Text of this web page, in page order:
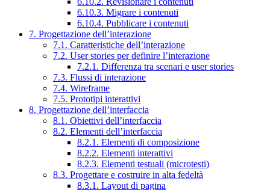
6.10.3. Migrare i contenuti
6.10.4. Pubblicare i contenuti
7. Progettazione dell’interazione
7.1. Caratteristiche dell’interazione
7.2. User stories per definire l’interazione
7.2.1. Differenza tra scenari e user stories
7.3. Flussi di interazione
7.4. Wireframe
7.5. Prototipi interattivi
8. Progettazione dell’interfaccia
8.1. Obiettivi dell’interfaccia
8.2. Elementi dell’interfaccia
8.2.1. Elementi di composizione
8.2.2. Elementi interattivi
8.2.3. Elementi testuali (microtesti)
8.3. Progettare e costruire in alta fedeltà
8.3.1. Layout di pagina